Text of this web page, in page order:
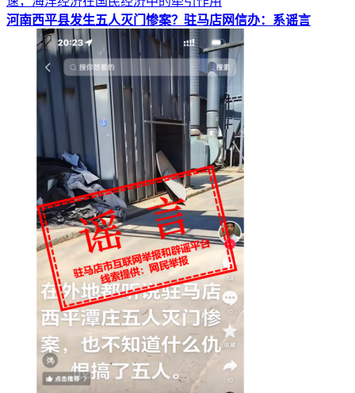
河南西平县发生五人灭门惨案？驻马店网信办：系谣言